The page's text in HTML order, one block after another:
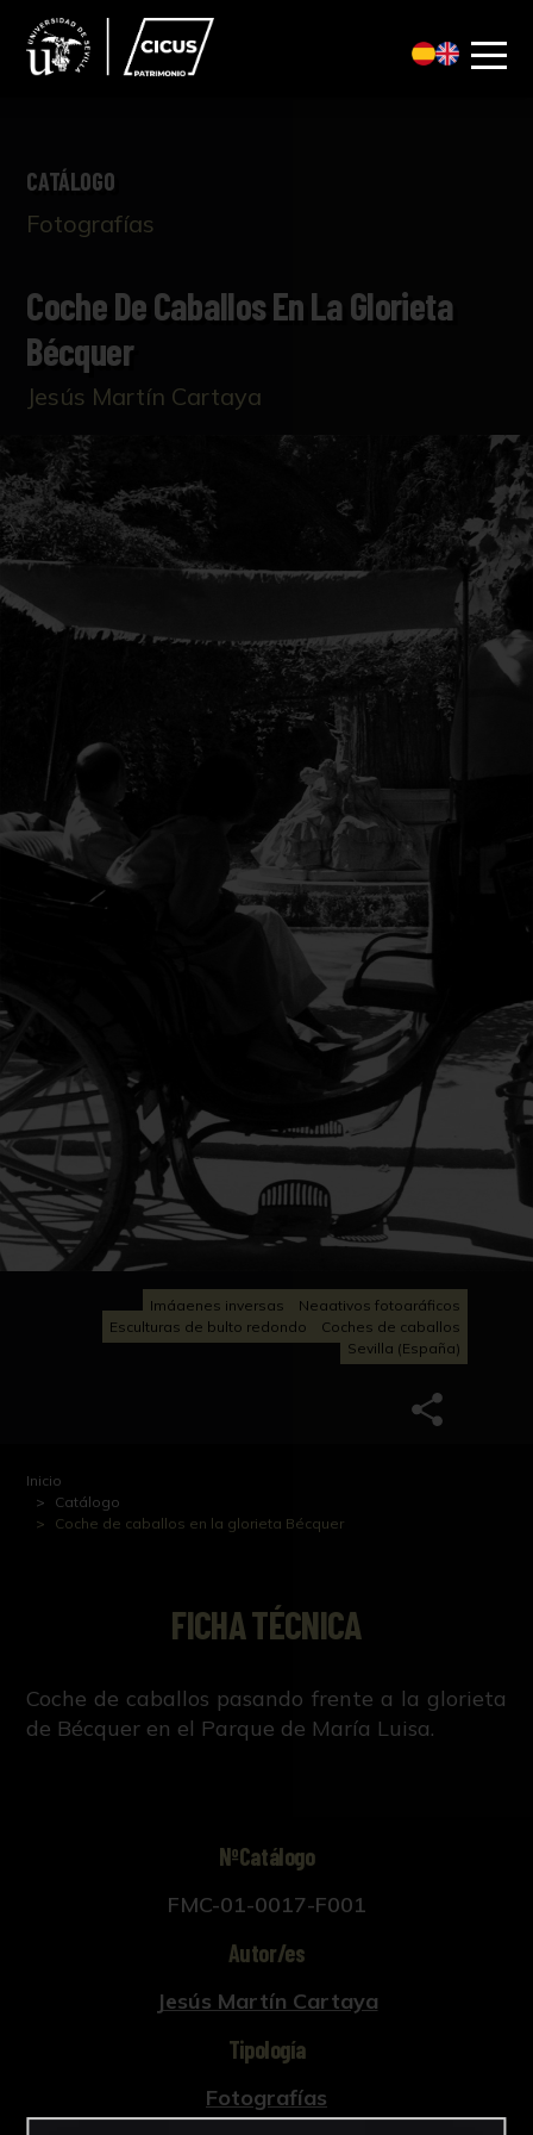
CATÁLOGO
Fotografías
Coche De Caballos En La Glorieta
Bécquer
Jesús Martín Cartaya
Imágenes inversas
Negativos fotográficos
Esculturas de bulto redondo
Coches de caballos
Sevilla (España)
Inicio
Catálogo
Coche de caballos en la glorieta Bécquer
FICHA TÉCNICA
Coche de caballos pasando frente a la glorieta
de Bécquer en el Parque de María Luisa.
NºCatálogo
FMC-01-0017-F001
Autor/es
Jesús Martín Cartaya
Tipología
Fotografías